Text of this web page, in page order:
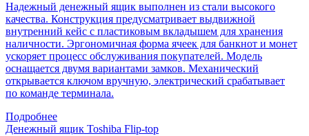
Надежный денежный ящик выполнен из стали высокого
качества. Конструкция предусматривает выдвижной
внутренний кейс с пластиковым вкладышем для хранения
наличности. Эргономичная форма ячеек для банкнот и монет
ускоряет процесс обслуживания покупателей. Модель
оснащается двумя вариантами замков. Механический
открывается ключом вручную, электрический срабатывает
по команде терминала.
Подробнее
Денежный ящик Toshiba Flip-top